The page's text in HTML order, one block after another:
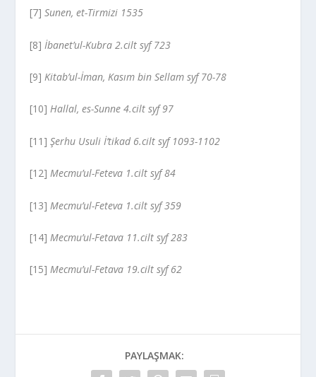
[7]Sunen, et-Tirmizi 1535
[8] İbanet’ul-Kubra 2.cilt syf 723
[9]Kitab’ul-İman, Kasım bin Sellam syf 70-78
[10]Hallal, es-Sunne 4.cilt syf 97
[11]Şerhu Usuli İ’tikad 6.cilt syf 1093-1102
[12]Mecmu’ul-Feteva 1.cilt syf 84
[13] Mecmu’ul-Feteva 1.cilt syf 359
[14]Mecmu’ul-Fetava 11.cilt syf 283
[15]Mecmu’ul-Fetava 19.cilt syf 62
PAYLAŞMAK: